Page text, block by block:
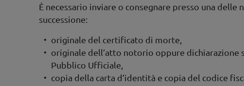
È necessario inviare o consegnare presso una delle
successione:
originale del certificato di morte,
originale dell’atto notorio oppure
Pubblico Ufficiale,
copia della carta d’identità e copia del codice